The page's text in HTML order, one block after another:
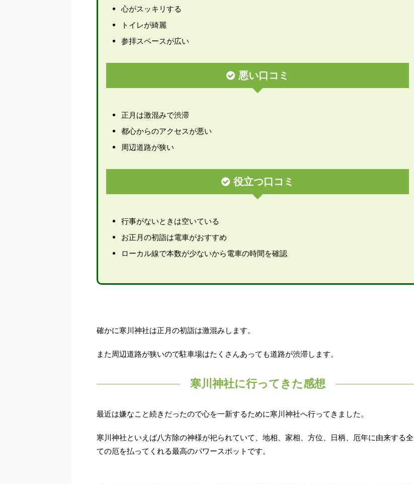
心がスッキリする
トイレが綺麗
参拝スペースが広い
悪い口コミ
正月は激混みで渋滞
都心からのアクセスが悪い
周辺道路が狭い
役立つ口コミ
行事がないときは空いている
お正月の初詣は電車がおすすめ
ローカル線で本数が少ないから電車の時間を確認
確かに寒川神社は正月の初詣は激混みします。
また周辺道路が狭いので駐車場はたくさんあっても道路が渋滞します。
寒川神社に行ってきた感想
最近は嫌なこと続きだったので心を一新するために寒川神社へ行ってきました。
寒川神社といえば八方除の神様が祀られていて、地相、家相、方位、日柄、厄年に由来する全
ての厄を払ってくれる最高のパワースポットです。